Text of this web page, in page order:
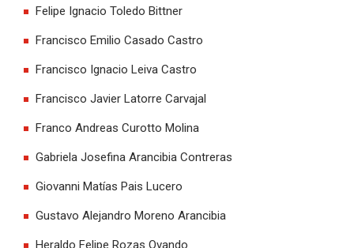
Felipe Ignacio Toledo Bittner
Francisco Emilio Casado Castro
Francisco Ignacio Leiva Castro
Francisco Javier Latorre Carvajal
Franco Andreas Curotto Molina
Gabriela Josefina Arancibia Contreras
Giovanni Matías Pais Lucero
Gustavo Alejandro Moreno Arancibia
Heraldo Felipe Rozas Ovando